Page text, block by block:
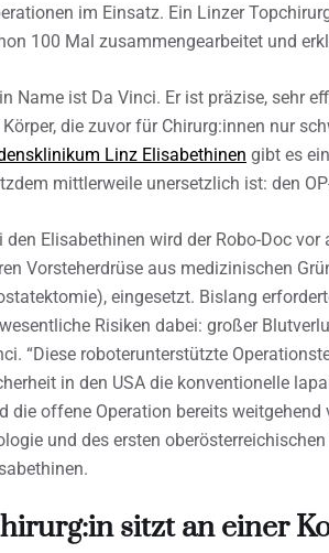
im Einsatz. Ein Linzer
100 Mal zusammengearbeitet und
Name ist Da Vinci. Er ist präzise, sehr
die zuvor für Chirurg:innen nur
Linz Elisabethinen gibt es
mittlerweile unersetzlich ist: den
den Elisabethinen wird der Robo-Doc
Vorsteherdrüse aus medizinischen
eingesetzt. Bislang
Risiken dabei: großer
“Diese roboterunterstützte
in den USA die konventionelle
die offene Operation bereits
und des ersten
sitzt an einer